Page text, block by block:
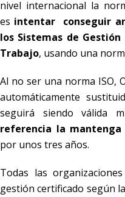
nivel internacional la
es intentar conseguir
los Sistemas de
Trabajo, usando una
Al no ser una norma ISO,
automáticamente
seguirá siendo válida
referencia la
por unos tres años.
Todas las
gestión certificado según